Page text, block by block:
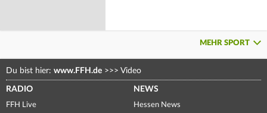
MEHR SPORT
Du bist hier: www.FFH.de >>> Video
RADIO
FFH Live
NEWS
Hessen News